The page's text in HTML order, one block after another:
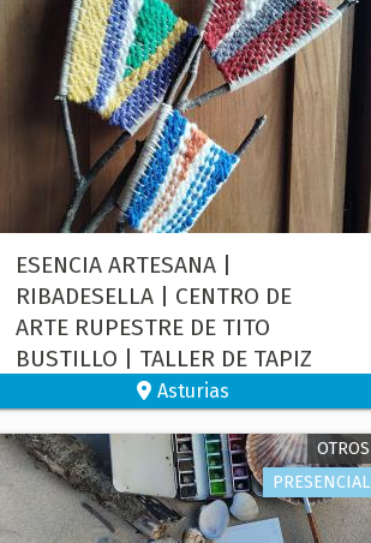
ESENCIA ARTESANA |
RIBADESELLA | CENTRO DE
ARTE RUPESTRE DE TITO
BUSTILLO | TALLER DE TAPIZ
DECORATIVO EN SOPORTE
Asturias
OTROS
PRESENCIAL